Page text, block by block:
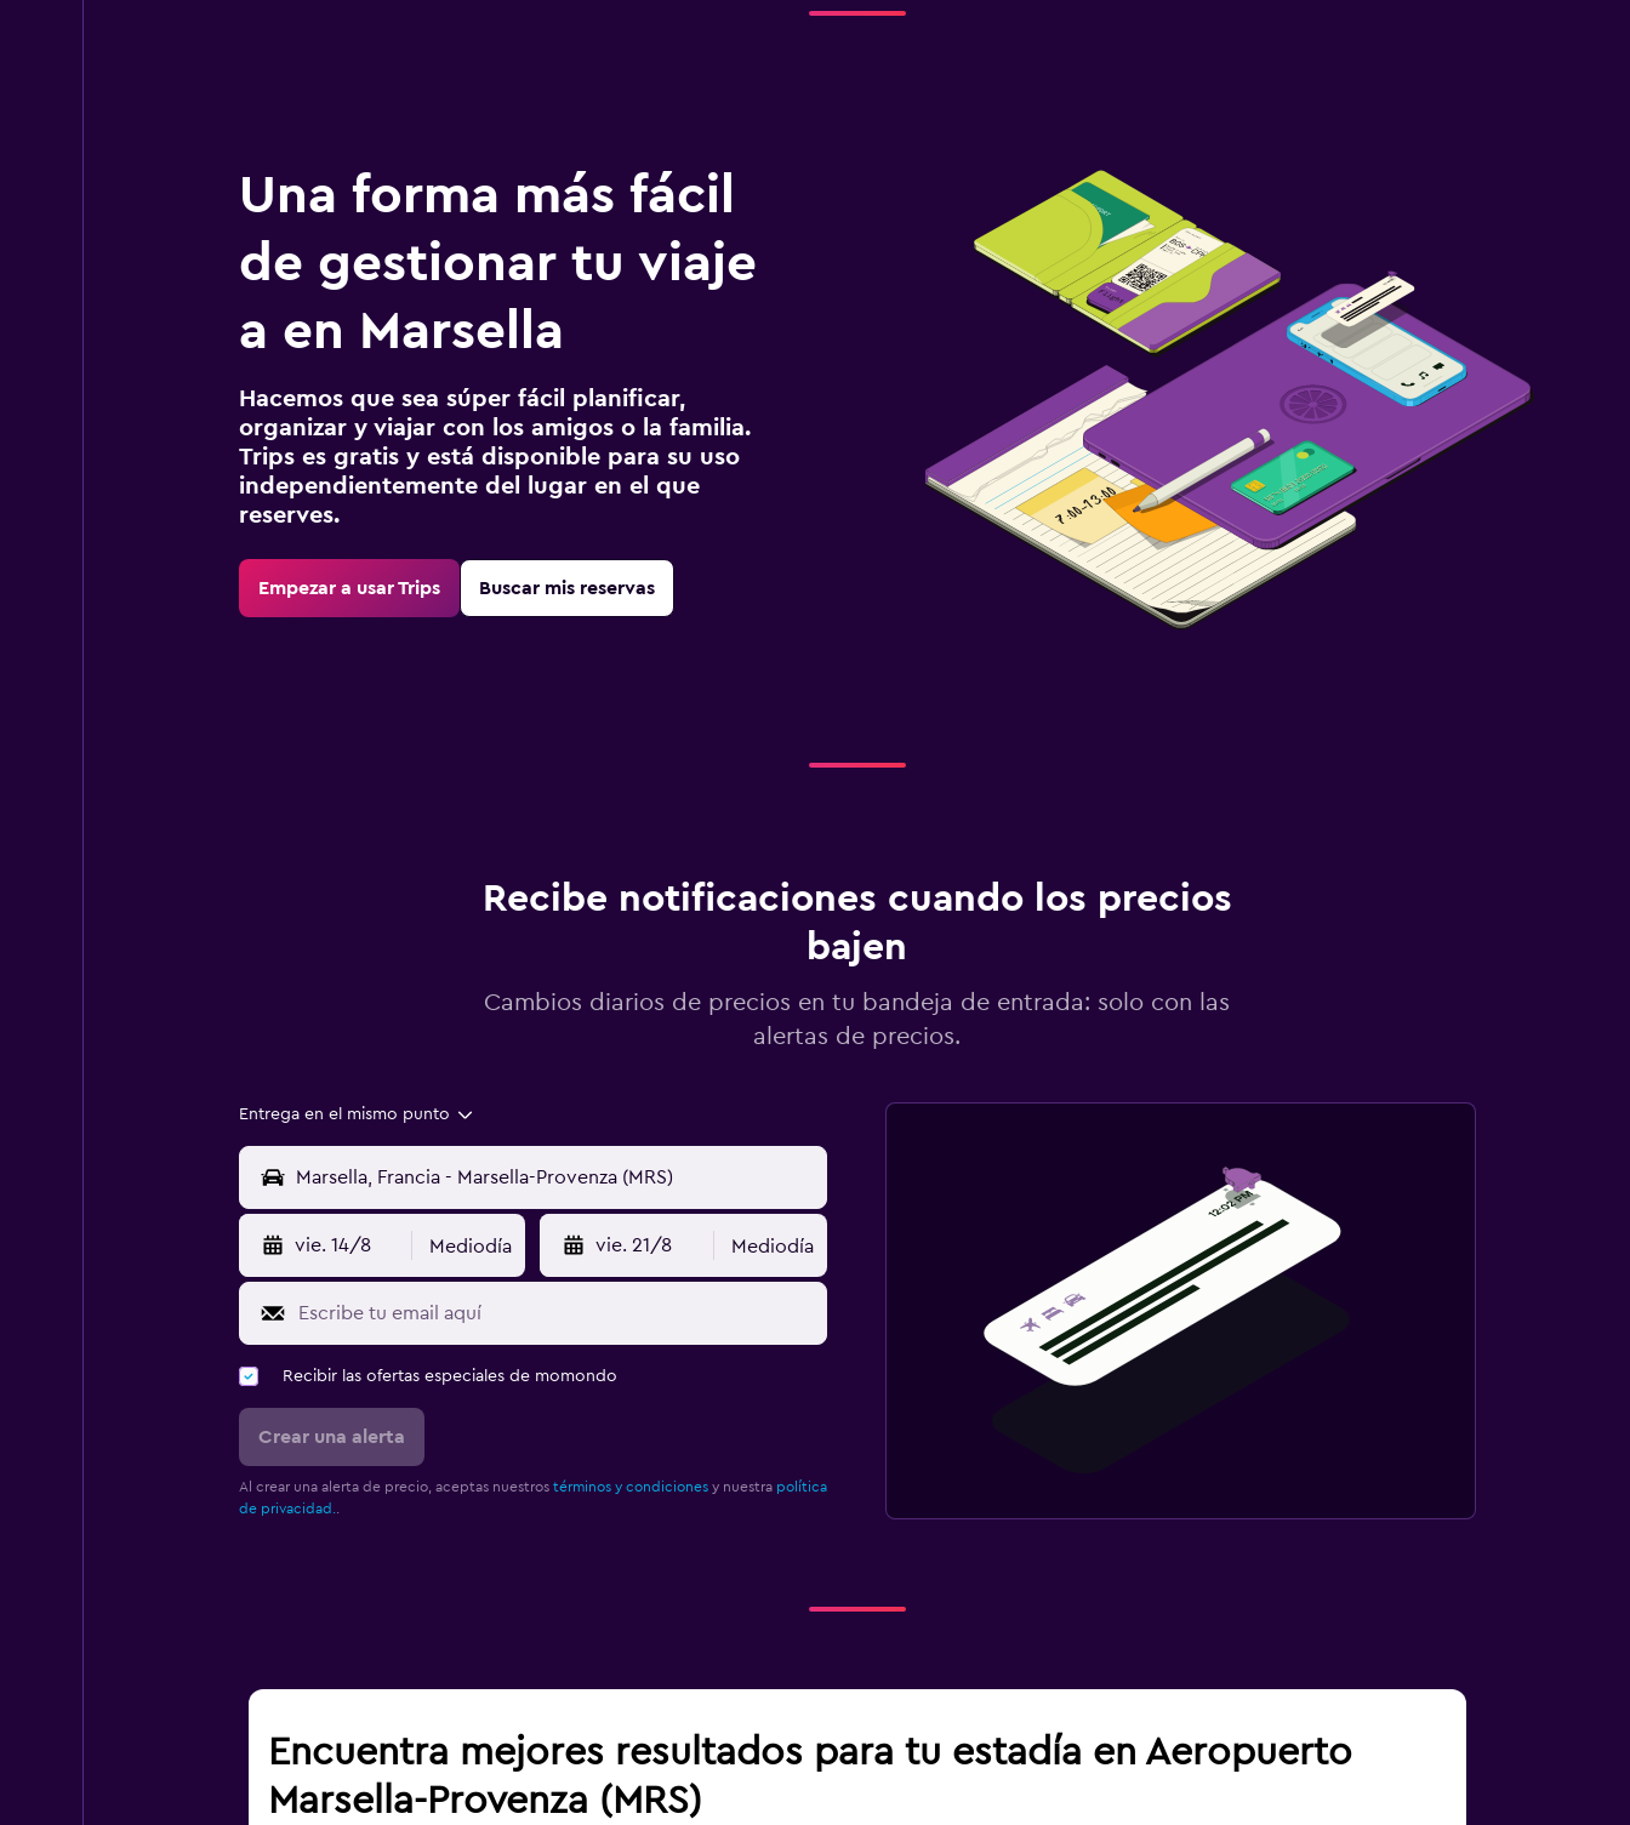
Una forma más fácil
de gestionar tu viaje
a en Marsella
Hacemos que sea súper fácil planificar,
organizar y viajar con los amigos o la familia.
Trips es gratis y está disponible para su uso
independientemente del lugar en el que
reserves.
Empezar a usar Trips Buscar mis reservas
Recibe notificaciones cuando los precios
bajen
Cambios diarios de precios en tu bandeja de entrada: solo con las
alertas de precios.
Entrega en el mismo punto
vie. 14/8 Mediodía vie. 21/8 Mediodía
Recibir las ofertas especiales de momondo
Crear una alerta
Al crear una alerta de precio, aceptas nuestros términos y condicionesy nuestra política
de privacidad.
Encuentra mejores resultados para tu estadía en Aeropuerto
Marsella-Provenza (MRS)